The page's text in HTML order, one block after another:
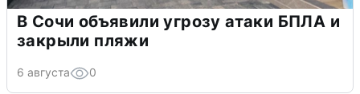
В Сочи объявили угрозу атаки БПЛА и
закрыли пляжи
6 августа 0